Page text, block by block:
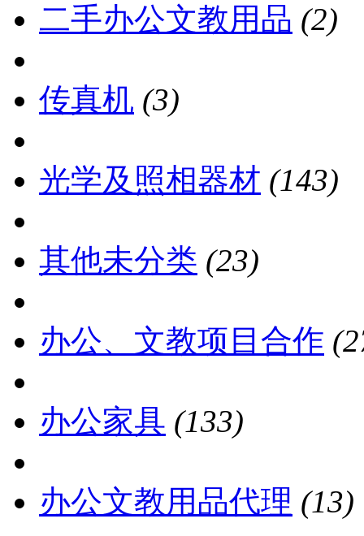
二手办公文教用品 (2)
传真机 (3)
光学及照相器材 (143)
其他未分类 (23)
办公、文教项目合作
办公家具 (133)
办公文教用品代理 (13)